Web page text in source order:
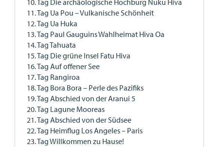
10. Tag Die archäologische Hochburg Nuku Hiva
11. Tag Ua Pou – Vulkanische Schönheit
12. Tag Ua Huka
13. Tag Paul Gauguins Wahlheimat Hiva Oa
14. Tag Tahuata
15. Tag Die grüne Insel Fatu Hiva
16. Tag Auf offener See
17. Tag Rangiroa
18. Tag Bora Bora – Perle des Pazifiks
19. Tag Abschied von der Aranui 5
20. Tag Lagune Mooreas
21. Tag Abschied von der Südsee
22. Tag Heimflug Los Angeles – Paris
23. Tag Willkommen zu Hause!